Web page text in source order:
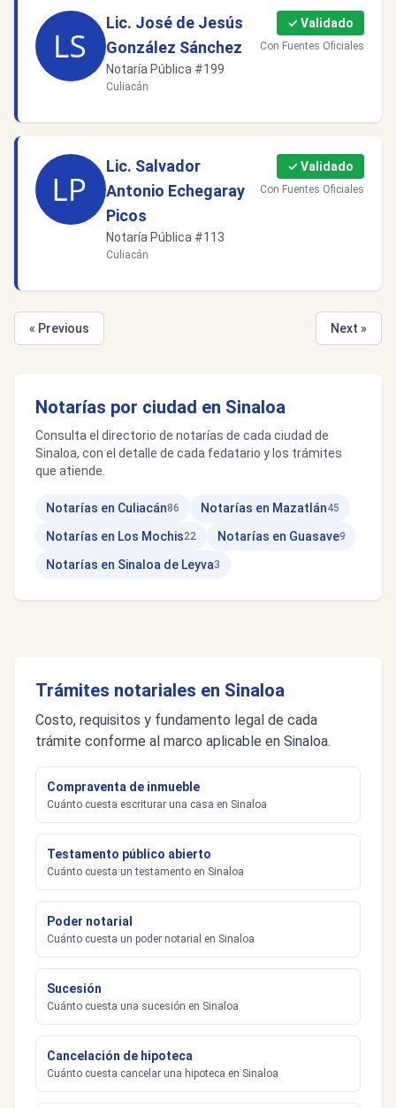
Lic. José de Jesús
González Sánchez
Notaría Pública #199
Culiacán
✓ Validado
Con Fuentes Oficiales
Lic. Salvador
Antonio Echegaray
Picos
Notaría Pública #113
Culiacán
✓ Validado
Con Fuentes Oficiales
« Previous Next »
Notarías por ciudad en Sinaloa
Consulta el directorio de notarías de cada ciudad de
Sinaloa, con el detalle de cada fedatario y los trámites
que atiende.
Notarías en Culiacán86 Notarías en Mazatlán45
Notarías en Los Mochis22 Notarías en Guasave9
Notarías en Sinaloa de Leyva3
Trámites notariales en Sinaloa
Costo, requisitos y fundamento legal de cada
trámite conforme al marco aplicable en Sinaloa.
Compraventa de inmueble
Cuánto cuesta escriturar una casa en Sinaloa
Testamento público abierto
Cuánto cuesta un testamento en Sinaloa
Poder notarial
Cuánto cuesta un poder notarial en Sinaloa
Sucesión
Cuánto cuesta una sucesión en Sinaloa
Cancelación de hipoteca
Cuánto cuesta cancelar una hipoteca en Sinaloa